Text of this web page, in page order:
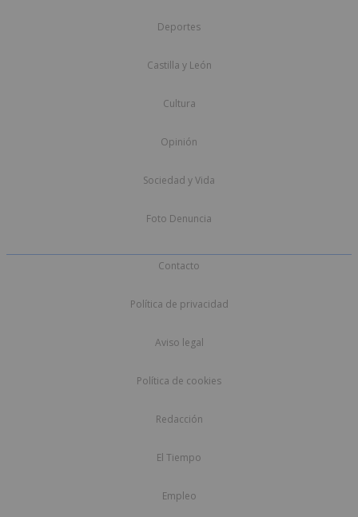
Deportes
Castilla y León
Cultura
Opinión
Sociedad y Vida
Foto Denuncia
Contacto
Política de privacidad
Aviso legal
Política de cookies
Redacción
El Tiempo
Empleo